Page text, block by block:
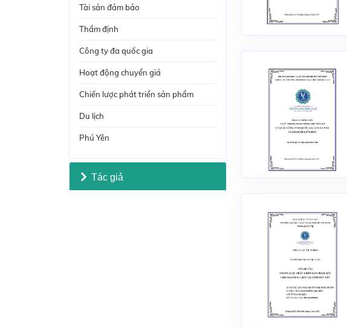
Tài sản đảm bảo
Thẩm định
Công ty đa quốc gia
Hoạt động chuyển giá
Chiến lược phát triển sản phẩm
Du lịch
Phú Yên
Tác giả